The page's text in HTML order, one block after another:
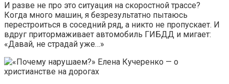
И разве не про это ситуация на скоростной трассе?
Когда много машин, я безрезультатно пытаюсь
перестроиться в соседний ряд, а никто не пропускает. И
вдруг притормаживает автомобиль ГИБДД и мигает:
«Давай, не страдай уже…»